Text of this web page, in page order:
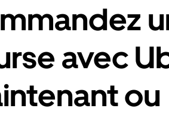
avec
ou